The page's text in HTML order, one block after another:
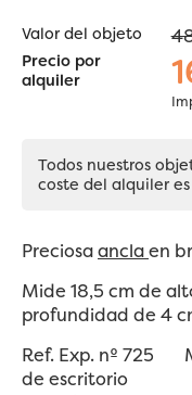
Valor del objeto
Precio por
alquiler
Todos nuestros
coste del alquiler
Preciosaanclaen
Mide 18,5 cm de
profundidad de 4
Ref. Exp. nº 725
de escritorio